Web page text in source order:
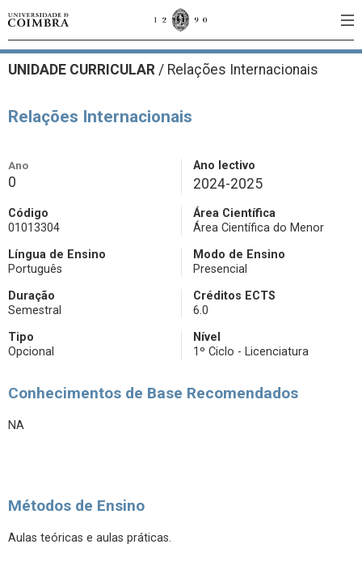
UNIDADE CURRICULAR / Relações Internacionais
Relações Internacionais
Ano
0
Ano lectivo
2024-2025
Código
01013304
Área Científica
Área Científica do Menor
Língua de Ensino
Português
Modo de Ensino
Presencial
Duração
Semestral
Créditos ECTS
6.0
Tipo
Opcional
Nível
1º Ciclo - Licenciatura
Conhecimentos de Base Recomendados
NA
Métodos de Ensino
Aulas teóricas e aulas práticas.